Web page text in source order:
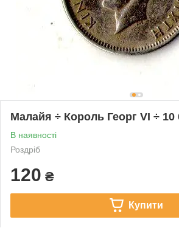
Малайя ÷ Король Георг VI ÷ 10
В наявності
Роздріб
120 ₴
Купити